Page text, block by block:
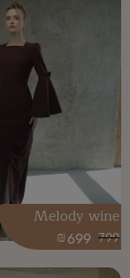
799
699
₪
Melody wine